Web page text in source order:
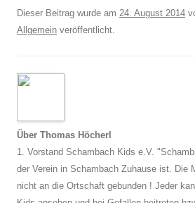
Dieser Beitrag wurde am 24. August 2014
Allgemein veröffentlicht.
Über Thomas Höcherl
1. Vorstand Schambach Kids e.V.
der Verein in Schambach Zuhause ist. Die
nicht an die Ortschaft gebunden ! Jeder